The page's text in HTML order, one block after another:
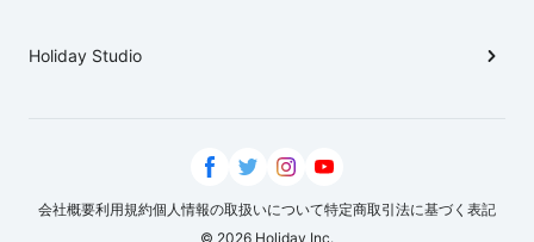
Holiday Studio
会社概要利用規約個人情報の取扱いについて特定商取引法に基づく表記
© 2026 Holiday Inc.